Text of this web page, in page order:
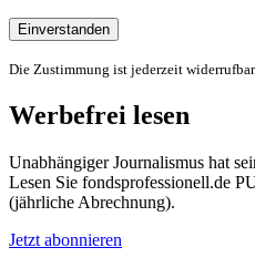
Einverstanden
Die Zustimmung ist jederzeit widerrufbar.
Werbefrei lesen
Unabhängiger Journalismus hat
Lesen Sie fondsprofessionell.de
(jährliche Abrechnung).
Jetzt abonnieren